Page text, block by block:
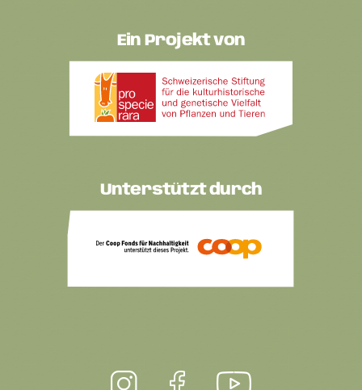
Ein Projekt von
Unterstützt durch